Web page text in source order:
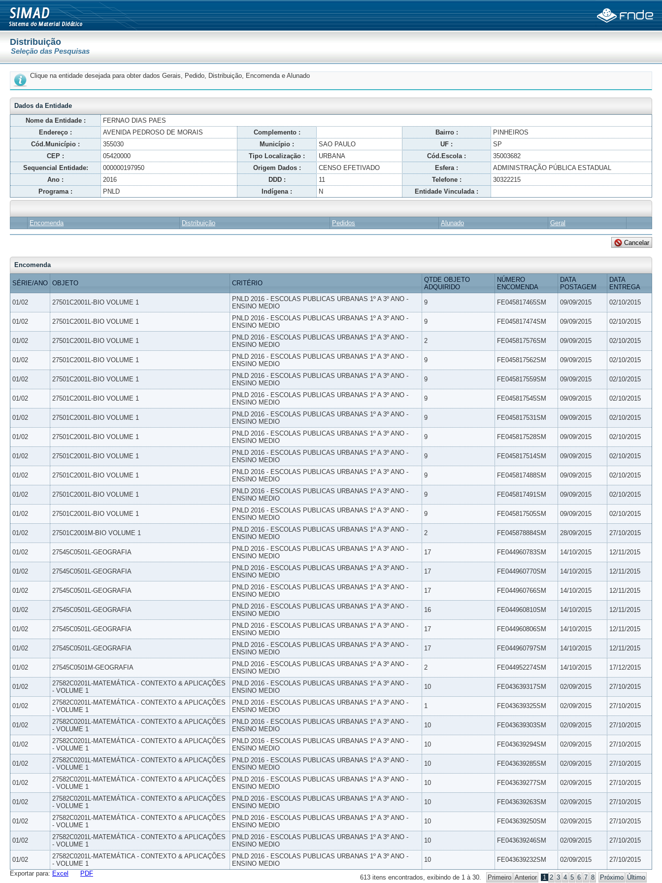
Distribuição
Seleção das Pesquisas
Clique na entidade desejada para obter dados Gerais, Pedido, Distribuição, Encomenda e Alunado
Dados da Entidade
Nome da Entidade :
FERNAO DIAS PAES
Endereço :
AVENIDA PEDROSO DE MORAIS Complemento : Bairro :
PINHEIROS
Cód.Município :
355030 Município : SAO PAULO UF :
SP
CEP :
05420000 Tipo Localização : URBANA Cód.Escola :
35003682
Sequencial Entidade:
000000197950 Origem Dados : CENSO EFETIVADO Esfera :
ADMINISTRAÇÃO PÚBLICA ESTADUAL
Ano :
2016 DDD : 11 Telefone :
30322215
Programa :
PNLD Indígena : N Entidade Vinculada :
Encomenda Distribuição Pedidos Alunado Geral
Encomenda
SÉRIE/ANO OBJETO CRITÉRIO
QTDE OBJETO
ADQUIRIDO
NÚMERO
ENCOMENDA
DATA
POSTAGEM
DATA
ENTREGA
01/02 27501C2001L-BIO VOLUME 1
PNLD 2016 - ESCOLAS PUBLICAS URBANAS 1º A 3º ANO -
ENSINO MEDIO
9 FE045817465SM 09/09/2015 02/10/2015
01/02 27501C2001L-BIO VOLUME 1
PNLD 2016 - ESCOLAS PUBLICAS URBANAS 1º A 3º ANO -
ENSINO MEDIO
9 FE045817474SM 09/09/2015 02/10/2015
01/02 27501C2001L-BIO VOLUME 1
PNLD 2016 - ESCOLAS PUBLICAS URBANAS 1º A 3º ANO -
ENSINO MEDIO
2 FE045817576SM 09/09/2015 02/10/2015
01/02 27501C2001L-BIO VOLUME 1
PNLD 2016 - ESCOLAS PUBLICAS URBANAS 1º A 3º ANO -
ENSINO MEDIO
9 FE045817562SM 09/09/2015 02/10/2015
01/02 27501C2001L-BIO VOLUME 1
PNLD 2016 - ESCOLAS PUBLICAS URBANAS 1º A 3º ANO -
ENSINO MEDIO
9 FE045817559SM 09/09/2015 02/10/2015
01/02 27501C2001L-BIO VOLUME 1
PNLD 2016 - ESCOLAS PUBLICAS URBANAS 1º A 3º ANO -
ENSINO MEDIO
9 FE045817545SM 09/09/2015 02/10/2015
01/02 27501C2001L-BIO VOLUME 1
PNLD 2016 - ESCOLAS PUBLICAS URBANAS 1º A 3º ANO -
ENSINO MEDIO
9 FE045817531SM 09/09/2015 02/10/2015
01/02 27501C2001L-BIO VOLUME 1
PNLD 2016 - ESCOLAS PUBLICAS URBANAS 1º A 3º ANO -
ENSINO MEDIO
9 FE045817528SM 09/09/2015 02/10/2015
01/02 27501C2001L-BIO VOLUME 1
PNLD 2016 - ESCOLAS PUBLICAS URBANAS 1º A 3º ANO -
ENSINO MEDIO
9 FE045817514SM 09/09/2015 02/10/2015
01/02 27501C2001L-BIO VOLUME 1
PNLD 2016 - ESCOLAS PUBLICAS URBANAS 1º A 3º ANO -
ENSINO MEDIO
9 FE045817488SM 09/09/2015 02/10/2015
01/02 27501C2001L-BIO VOLUME 1
PNLD 2016 - ESCOLAS PUBLICAS URBANAS 1º A 3º ANO -
ENSINO MEDIO
9 FE045817491SM 09/09/2015 02/10/2015
01/02 27501C2001L-BIO VOLUME 1
PNLD 2016 - ESCOLAS PUBLICAS URBANAS 1º A 3º ANO -
ENSINO MEDIO
9 FE045817505SM 09/09/2015 02/10/2015
01/02 27501C2001M-BIO VOLUME 1
PNLD 2016 - ESCOLAS PUBLICAS URBANAS 1º A 3º ANO -
ENSINO MEDIO
2 FE045878884SM 28/09/2015 27/10/2015
01/02 27545C0501L-GEOGRAFIA
PNLD 2016 - ESCOLAS PUBLICAS URBANAS 1º A 3º ANO -
ENSINO MEDIO
17 FE044960783SM 14/10/2015 12/11/2015
01/02 27545C0501L-GEOGRAFIA
PNLD 2016 - ESCOLAS PUBLICAS URBANAS 1º A 3º ANO -
ENSINO MEDIO
17 FE044960770SM 14/10/2015 12/11/2015
01/02 27545C0501L-GEOGRAFIA
PNLD 2016 - ESCOLAS PUBLICAS URBANAS 1º A 3º ANO -
ENSINO MEDIO
17 FE044960766SM 14/10/2015 12/11/2015
01/02 27545C0501L-GEOGRAFIA
PNLD 2016 - ESCOLAS PUBLICAS URBANAS 1º A 3º ANO -
ENSINO MEDIO
16 FE044960810SM 14/10/2015 12/11/2015
01/02 27545C0501L-GEOGRAFIA
PNLD 2016 - ESCOLAS PUBLICAS URBANAS 1º A 3º ANO -
ENSINO MEDIO
17 FE044960806SM 14/10/2015 12/11/2015
01/02 27545C0501L-GEOGRAFIA
PNLD 2016 - ESCOLAS PUBLICAS URBANAS 1º A 3º ANO -
ENSINO MEDIO
17 FE044960797SM 14/10/2015 12/11/2015
01/02 27545C0501M-GEOGRAFIA
PNLD 2016 - ESCOLAS PUBLICAS URBANAS 1º A 3º ANO -
ENSINO MEDIO
2 FE044952274SM 14/10/2015 17/12/2015
01/02
27582C0201L-MATEMÁTICA - CONTEXTO & APLICAÇÕES
- VOLUME 1
PNLD 2016 - ESCOLAS PUBLICAS URBANAS 1º A 3º ANO -
ENSINO MEDIO
10 FE043639317SM 02/09/2015 27/10/2015
01/02
27582C0201L-MATEMÁTICA - CONTEXTO & APLICAÇÕES
- VOLUME 1
PNLD 2016 - ESCOLAS PUBLICAS URBANAS 1º A 3º ANO -
ENSINO MEDIO
1 FE043639325SM 02/09/2015 27/10/2015
01/02
27582C0201L-MATEMÁTICA - CONTEXTO & APLICAÇÕES
- VOLUME 1
PNLD 2016 - ESCOLAS PUBLICAS URBANAS 1º A 3º ANO -
ENSINO MEDIO
10 FE043639303SM 02/09/2015 27/10/2015
01/02
27582C0201L-MATEMÁTICA - CONTEXTO & APLICAÇÕES
- VOLUME 1
PNLD 2016 - ESCOLAS PUBLICAS URBANAS 1º A 3º ANO -
ENSINO MEDIO
10 FE043639294SM 02/09/2015 27/10/2015
01/02
27582C0201L-MATEMÁTICA - CONTEXTO & APLICAÇÕES
- VOLUME 1
PNLD 2016 - ESCOLAS PUBLICAS URBANAS 1º A 3º ANO -
ENSINO MEDIO
10 FE043639285SM 02/09/2015 27/10/2015
01/02
27582C0201L-MATEMÁTICA - CONTEXTO & APLICAÇÕES
- VOLUME 1
PNLD 2016 - ESCOLAS PUBLICAS URBANAS 1º A 3º ANO -
ENSINO MEDIO
10 FE043639277SM 02/09/2015 27/10/2015
01/02
27582C0201L-MATEMÁTICA - CONTEXTO & APLICAÇÕES
- VOLUME 1
PNLD 2016 - ESCOLAS PUBLICAS URBANAS 1º A 3º ANO -
ENSINO MEDIO
10 FE043639263SM 02/09/2015 27/10/2015
01/02
27582C0201L-MATEMÁTICA - CONTEXTO & APLICAÇÕES
- VOLUME 1
PNLD 2016 - ESCOLAS PUBLICAS URBANAS 1º A 3º ANO -
ENSINO MEDIO
10 FE043639250SM 02/09/2015 27/10/2015
01/02
27582C0201L-MATEMÁTICA - CONTEXTO & APLICAÇÕES
- VOLUME 1
PNLD 2016 - ESCOLAS PUBLICAS URBANAS 1º A 3º ANO -
ENSINO MEDIO
10 FE043639246SM 02/09/2015 27/10/2015
01/02
27582C0201L-MATEMÁTICA - CONTEXTO & APLICAÇÕES
- VOLUME 1
PNLD 2016 - ESCOLAS PUBLICAS URBANAS 1º A 3º ANO -
ENSINO MEDIO
10 FE043639232SM 02/09/2015 27/10/2015
613 itens encontrados, exibindo de 1 à 30. Primeiro Anterior 1 2 3 4 5 6 7 8 Próximo Último
Exportar para: Excel PDF